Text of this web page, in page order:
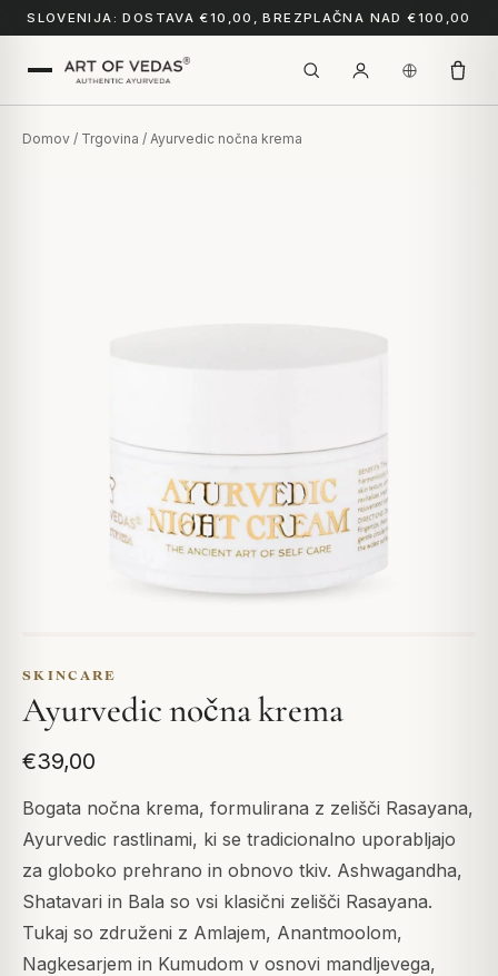
SLOVENIJA: DOSTAVA €10,00, BREZPLAČNA NAD €100,00
Domov / Trgovina / Ayurvedic nočna krema
SKINCARE
Ayurvedic nočna krema
€39,00
Bogata nočna krema, formulirana z zelišči Rasayana,
Ayurvedic rastlinami, ki se tradicionalno uporabljajo
za globoko prehrano in obnovo tkiv. Ashwagandha,
Shatavari in Bala so vsi klasični zelišči Rasayana.
Tukaj so združeni z Amlajem, Anantmoolom,
Nagkesarjem in Kumudom v osnovi mandljevega,